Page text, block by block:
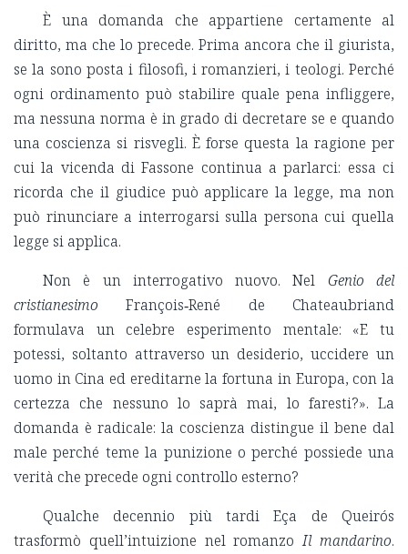
È una domanda che appartiene certamente al
diritto, ma che lo precede. Prima ancora che il giurista,
se la sono posta i filosofi, i romanzieri, i teologi. Perché
ogni ordinamento può stabilire quale pena infliggere,
ma nessuna norma è in grado di decretare se e quando
una coscienza si risvegli. È forse questa la ragione per
cui la vicenda di Fassone continua a parlarci: essa ci
ricorda che il giudice può applicare la legge, ma non
può rinunciare a interrogarsi sulla persona cui quella
legge si applica.
Non è un interrogativo nuovo. Nel Genio del
cristianesimo François‑René de Chateaubriand
formulava un celebre esperimento mentale: «E tu
potessi, soltanto attraverso un desiderio, uccidere un
uomo in Cina ed ereditarne la fortuna in Europa, con la
certezza che nessuno lo saprà mai, lo faresti?». La
domanda è radicale: la coscienza distingue il bene dal
male perché teme la punizione o perché possiede una
verità che precede ogni controllo esterno?
Qualche decennio più tardi Eça de Queirós
trasformò quell’intuizione nel romanzoIl mandarino.